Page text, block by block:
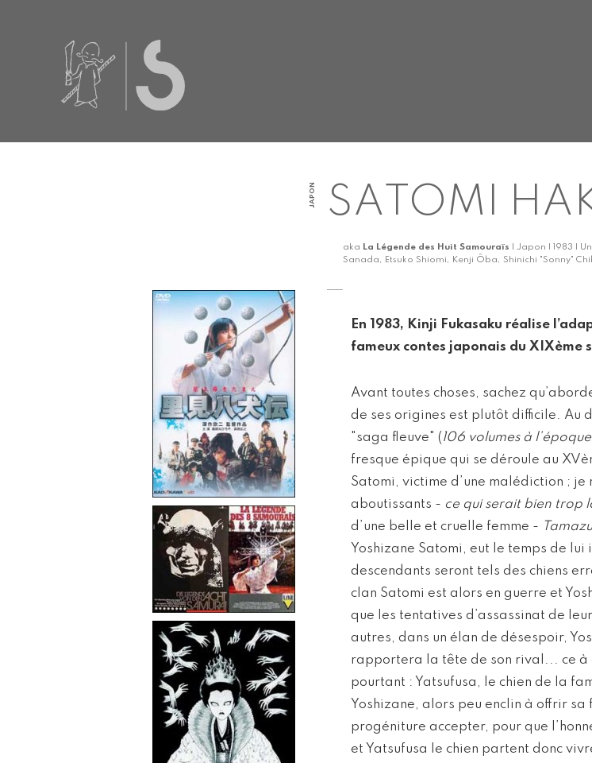
JAPON SATOMI
aka La Légende des Huit Samouraïs | Japon | 1983 |
Sanada, Etsuko Shiomi, Kenji Ôba, Shinichi "Sonny"
En 1983, Kinji Fukasaku réalise
fameux contes japonais du XIXème
Avant toutes choses, sachez
de ses origines est plutôt difficile. Au
"saga fleuve" (106 volumes à
fresque épique qui se déroule au
Satomi, victime d’une malédiction ;
aboutissants - ce qui serait bien trop
d’une belle et cruelle femme -
Yoshizane Satomi, eut le temps de
descendants seront tels des chiens
clan Satomi est alors en guerre et
que les tentatives d’assassinat de
autres, dans un élan de désespoir,
rapportera la tête de son rival... ce à
pourtant : Yatsufusa, le chien de la
Yoshizane, alors peu enclin à offrir
progéniture accepter, pour que
et Yatsufusa le chien partent donc